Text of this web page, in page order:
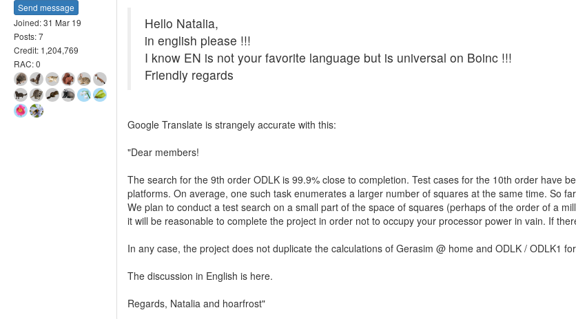
Send message
Joined: 31 Mar 19
Posts: 7
Credit: 1,204,769
RAC: 0
Hello Natalia,
in english please !!!
I know EN is not your favorite language but is universal on Boinc !!!
Friendly regards
Google Translate is strangely accurate with this:
"Dear members!
The search for the 9th order ODLK is 99.9% close to completion. Test cases for the 10th order have
platforms. On average, one such task enumerates a larger number of squares at the same time. So
We plan to conduct a test search on a small part of the space of squares (perhaps of the order of a
it will be reasonable to complete the project in order not to occupy your processor power in vain. If
In any case, the project does not duplicate the calculations of Gerasim @ home and ODLK / ODLK1
The discussion in English is here.
Regards, Natalia and hoarfrost"